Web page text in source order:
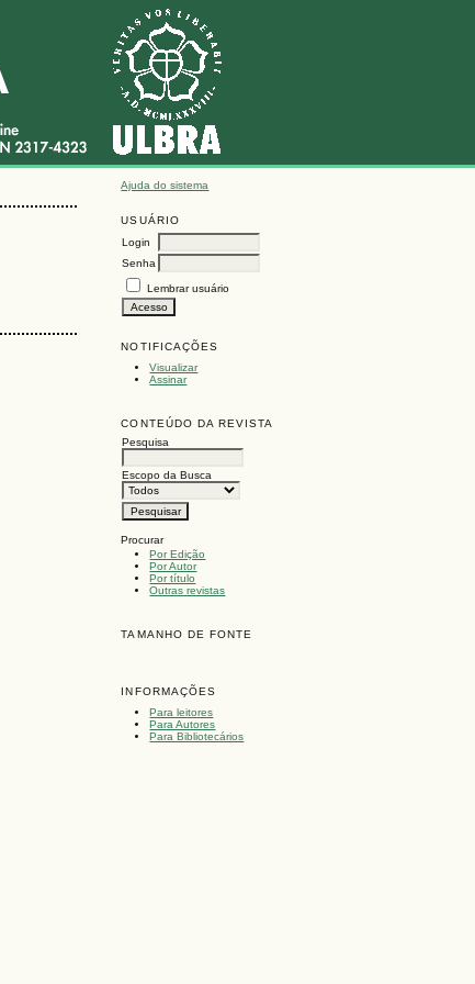
Ajuda do sistema
USUÁRIO
Login
Senha
Lembrar usuário
NOTIFICAÇÕES
Visualizar
Assinar
CONTEÚDO DA REVISTA
Pesquisa
Escopo da Busca
Procurar
Por Edição
Por Autor
Por título
Outras revistas
TAMANHO DE FONTE
INFORMAÇÕES
Para leitores
Para Autores
Para Bibliotecários